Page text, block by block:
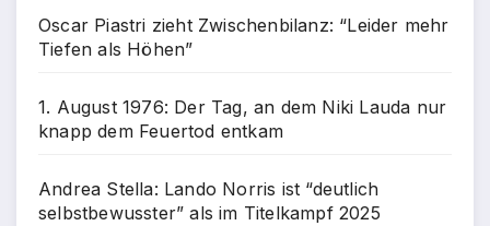
Oscar Piastri zieht Zwischenbilanz: “Leider mehr
Tiefen als Höhen”
1. August 1976: Der Tag, an dem Niki Lauda nur
knapp dem Feuertod entkam
Andrea Stella: Lando Norris ist “deutlich
selbstbewusster” als im Titelkampf 2025